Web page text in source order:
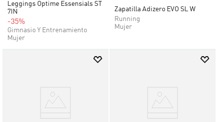
Leggings Optime Essensials ST
7IN
-35%
Gimnasio Y Entrenamiento
Mujer
Zapatilla Adizero EVO SL W
Running
Mujer